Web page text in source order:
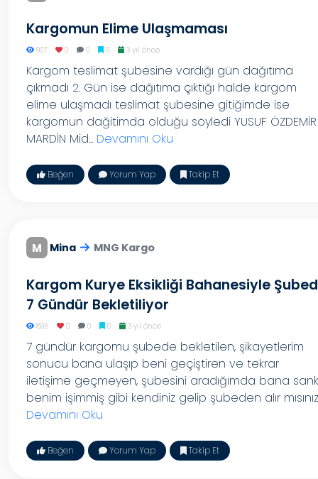
Kargomun Elime Ulaşmaması
907 0 0 0 3 yıl önce
Kargom teslimat şubesine vardığı gün dağıtıma
çıkmadı 2. Gün ise dağıtıma çıktığı halde kargom
elime ulaşmadı teslimat şubesine gitiğimde ise
kargomun dağitimda olduğu söyledi YUSUF ÖZDEMİR
MARDİN Mid... Devamını Oku
Beğen Yorum Yap Takip Et
M Mina MNG Kargo
Kargom Kurye Eksikliği Bahanesiyle
7 Gündür Bekletiliyor
895 0 0 0 3 yıl önce
7 gündür kargomu şubede bekletilen, şikayetlerim
sonucu bana ulaşıp beni geçiştiren ve tekrar
iletişime geçmeyen, şubesini aradığımda bana
benim işimmiş gibi kendiniz gelip şubeden alır
Devamını Oku
Beğen Yorum Yap Takip Et